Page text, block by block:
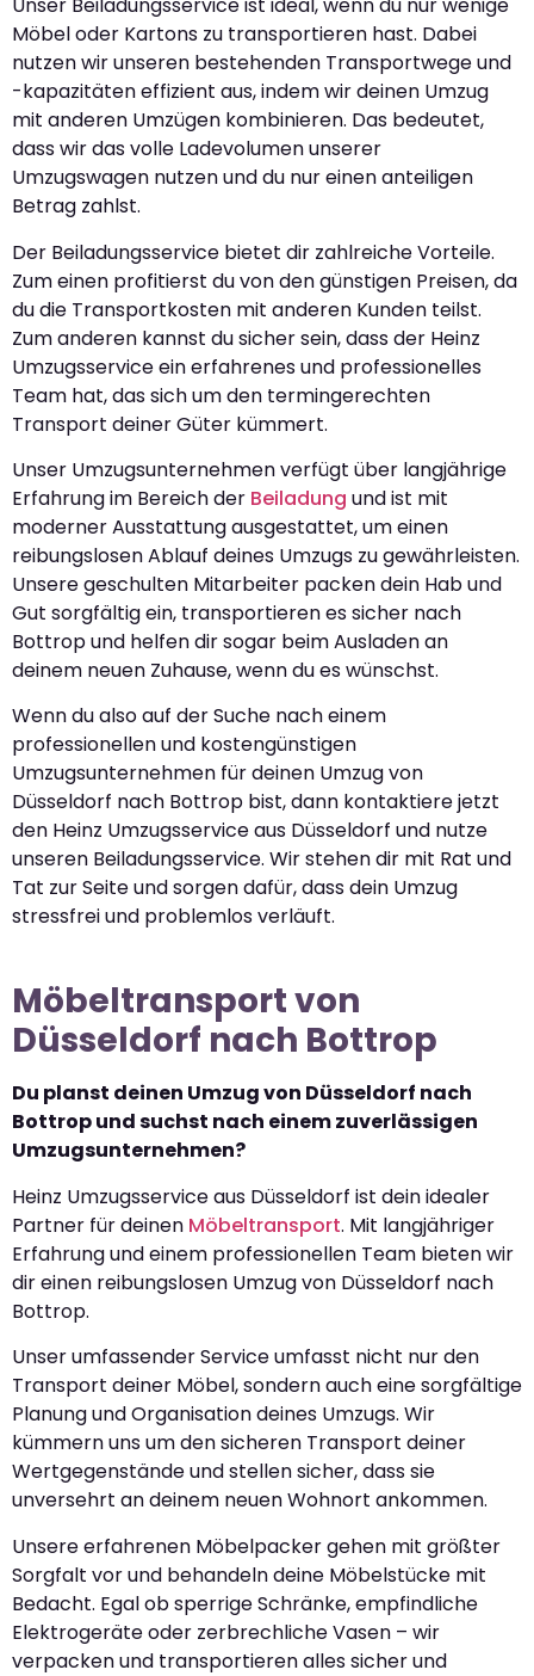
Unser Beiladungsservice ist ideal, wenn du nur wenige
Möbel oder Kartons zu transportieren hast. Dabei
nutzen wir unseren bestehenden Transportwege und
-kapazitäten effizient aus, indem wir deinen Umzug
mit anderen Umzügen kombinieren. Das bedeutet,
dass wir das volle Ladevolumen unserer
Umzugswagen nutzen und du nur einen anteiligen
Betrag zahlst.
Der Beiladungsservice bietet dir zahlreiche Vorteile.
Zum einen profitierst du von den günstigen Preisen, da
du die Transportkosten mit anderen Kunden teilst.
Zum anderen kannst du sicher sein, dass der Heinz
Umzugsservice ein erfahrenes und professionelles
Team hat, das sich um den termingerechten
Transport deiner Güter kümmert.
Unser Umzugsunternehmen verfügt über langjährige
Erfahrung im Bereich der Beiladung und ist mit
moderner Ausstattung ausgestattet, um einen
reibungslosen Ablauf deines Umzugs zu gewährleisten.
Unsere geschulten Mitarbeiter packen dein Hab und
Gut sorgfältig ein, transportieren es sicher nach
Bottrop und helfen dir sogar beim Ausladen an
deinem neuen Zuhause, wenn du es wünschst.
Wenn du also auf der Suche nach einem
professionellen und kostengünstigen
Umzugsunternehmen für deinen Umzug von
Düsseldorf nach Bottrop bist, dann kontaktiere jetzt
den Heinz Umzugsservice aus Düsseldorf und nutze
unseren Beiladungsservice. Wir stehen dir mit Rat und
Tat zur Seite und sorgen dafür, dass dein Umzug
stressfrei und problemlos verläuft.
Möbeltransport von
Düsseldorf nach Bottrop
Du planst deinen Umzug von Düsseldorf nach
Bottrop und suchst nach einem zuverlässigen
Umzugsunternehmen?
Heinz Umzugsservice aus Düsseldorf ist dein idealer
Partner für deinen Möbeltransport. Mit langjähriger
Erfahrung und einem professionellen Team bieten wir
dir einen reibungslosen Umzug von Düsseldorf nach
Bottrop.
Unser umfassender Service umfasst nicht nur den
Transport deiner Möbel, sondern auch eine sorgfältige
Planung und Organisation deines Umzugs. Wir
kümmern uns um den sicheren Transport deiner
Wertgegenstände und stellen sicher, dass sie
unversehrt an deinem neuen Wohnort ankommen.
Unsere erfahrenen Möbelpacker gehen mit größter
Sorgfalt vor und behandeln deine Möbelstücke mit
Bedacht. Egal ob sperrige Schränke, empfindliche
Elektrogeräte oder zerbrechliche Vasen – wir
verpacken und transportieren alles sicher und